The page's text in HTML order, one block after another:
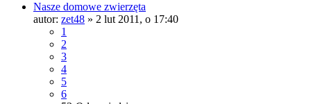
Nasze domowe zwierzęta
autor: zet48 » 2 lut 2011, o 17:40
1
2
3
4
5
6